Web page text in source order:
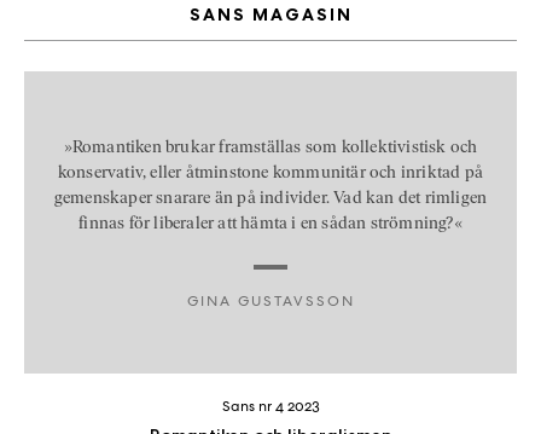
SANS MAGASIN
»Romantiken brukar framställas som kollektivistisk och
konservativ, eller åtminstone kommunitär och inriktad på
gemenskaper snarare än på individer. Vad kan det rimligen
finnas för liberaler att hämta i en sådan strömning?«
GINA GUSTAVSSON
Sans nr 4 2023